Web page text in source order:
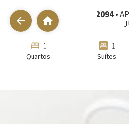
arrow_back home
2094•
bed 1
Quartos
bedroom_parent 1
Suítes